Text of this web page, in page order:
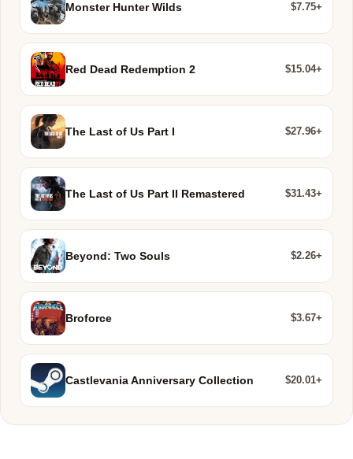
Monster Hunter Wilds $7.75+
Red Dead Redemption 2 $15.04+
The Last of Us Part I $27.96+
The Last of Us Part II Remastered $31.43+
Beyond: Two Souls $2.26+
Broforce $3.67+
Castlevania Anniversary Collection $20.01+